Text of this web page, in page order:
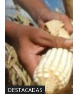
DESTACADAS